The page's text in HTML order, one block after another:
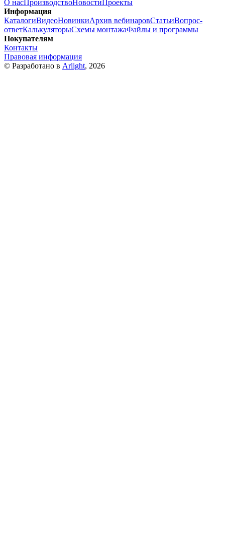
О нас ПроизводствоНовости Проекты
Информация
КаталогиВидеоНовинкиАрхив вебинаровСтатьиВопрос-
ответКалькуляторыСхемы монтажаФайлы и программы
Покупателям
Контакты
Правовая информация
© Разработано в Arlight, 2026